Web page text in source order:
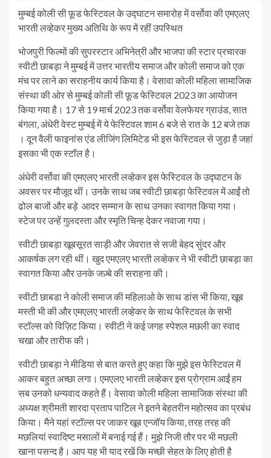
मुम्बई कोली सी फ़ूड फेस्टिवल के उद्घाटन समारोह में वर्सोवा की एमएलए
भारती लव्हेकर मुख्य अतिथि के रूप में रहीं उपस्थित
भोजपुरी फिल्मों की सुपरस्टार अभिनेत्री और भाजपा की स्टार प्रचारक
स्वीटी छाबड़ा ने मुम्बई में उत्तर भारतीय समाज और कोली समाज को एक
मंच पर लाने का सराहनीय कार्य किया है। वेसावा कोली महिला सामाजिक
संस्था की ओर से मुम्बई कोली सी फ़ूड फेस्टिवल 2023 का आयोजन
किया गया है। 17 से 19 मार्च 2023 तक वर्सोवा वेलफेयर ग्राउंड, सात
बंगला, अंधेरी वेस्ट मुम्बई में ये फेस्टिवल शाम 6 बजे से रात के 12 बजे तक
। दून वैली फाइनांस एंड लीजिंग लिमिटेड भी इस फेस्टिवल से जुड़ा है जहां
इसका भी एक स्टॉल है।
अंधेरी वर्सोवा की एमएलए भारती लव्हेकर इस फेस्टिवल के उद्घाटन के
अवसर पर मौजूद थीं। उनके साथ जब स्वीटी छाबड़ा फेस्टिवल में आईं तो
ढोल बाजों और बड़े आदर सम्मान के साथ उनका स्वागत किया गया।
स्टेज पर उन्हें गुलदस्ता और स्मृति चिन्ह देकर नवाजा गया।
स्वीटी छाबड़ा खूबसूरत साड़ी और जेवरात से सजी बेहद सुंदर और
आकर्षक लग रही थीं। खुद एमएलए भारती लव्हेकर ने भी स्वीटी छाबड़ा का
स्वागत किया और उनके जज़्बे की सराहना की।
स्वीटी छाबडा ने कोली समाज की महिलाओ के साथ डांस भी किया, खूब
मस्ती भी की और एमएलए भारती लव्हेकर के साथ फेस्टिवल के सभी
स्टॉल्स को विज़िट किया। स्वीटी ने कई जगह स्पेशल मछली का स्वाद
चखा और तारीफ की।
स्वीटी छाबड़ा ने मीडिया से बात करते हुए कहा कि मुझे इस फेस्टिवल में
आकर बहुत अच्छा लगा। एमएलए भारती लव्हेकर इस प्रोग्राम आईं हम
सब उनको धन्यवाद कहते हैं। वेसावा कोली महिला सामाजिक संस्था की
अध्यक्ष श्रीमती शारदा प्रताप पाटिल ने इतने बेहतरीन महोत्सव का प्रबंध
किया। मैने यहां स्टॉल्स पर जाकर खूब एन्जॉय किया, तरह तरह की
मछलियां स्वादिष्ट मसालों में बनाई गई हैं। मुझे निजी तौर पर भी मछली
खाना पसन्द है। आप यह भी याद रखें कि मच्छी सेहत के लिए होती है